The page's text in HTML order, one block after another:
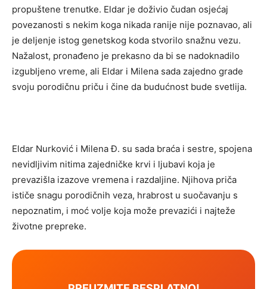
propuštene trenutke. Eldar je doživio čudan osjećaj
povezanosti s nekim koga nikada ranije nije poznavao, ali
je deljenje istog genetskog koda stvorilo snažnu vezu.
Nažalost, pronađeno je prekasno da bi se nadoknadilo
izgubljeno vreme, ali Eldar i Milena sada zajedno grade
svoju porodičnu priču i čine da budućnost bude svetlija.
Eldar Nurković i Milena Đ. su sada braća i sestre, spojena
nevidljivim nitima zajedničke krvi i ljubavi koja je
prevazišla izazove vremena i razdaljine. Njihova priča
ističe snagu porodičnih veza, hrabrost u suočavanju s
nepoznatim, i moć volje koja može prevazići i najteže
životne prepreke.